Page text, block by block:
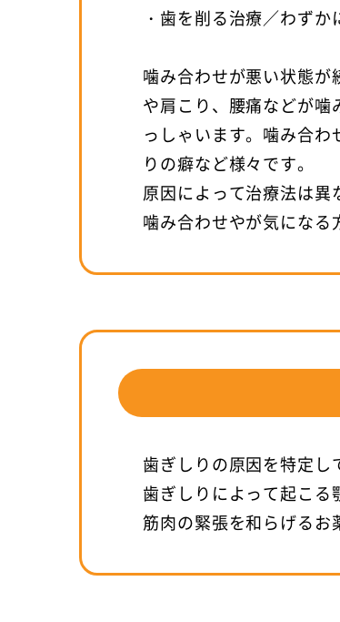
・歯を削る治療／わずか
噛み合わせが悪い状態
や肩こり、腰痛などが
っしゃいます。噛み合
りの癖など様々です。
原因によって治療法は異
噛み合わせやが気にな
歯ぎしりの原因を特定し
歯ぎしりによって起こる
筋肉の緊張を和らげるお